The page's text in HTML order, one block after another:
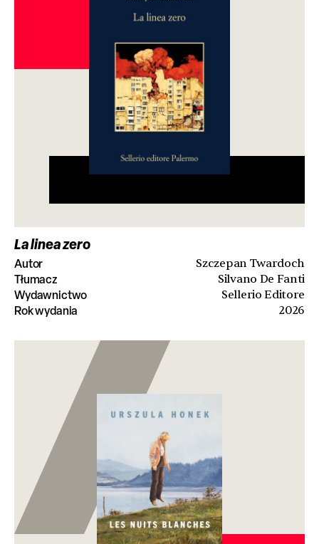
La linea zero
Autor Szczepan Twardoch
Tłumacz Silvano De Fanti
Wydawnictwo Sellerio Editore
Rok wydania 2026